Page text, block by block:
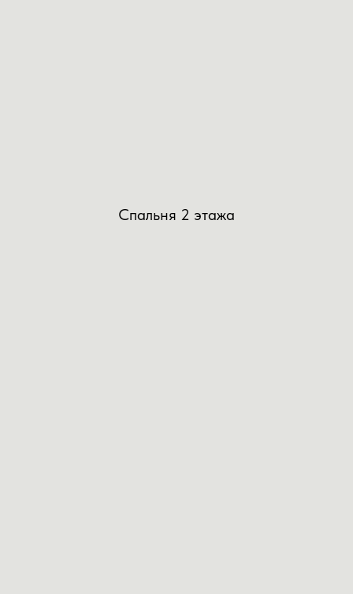
Спальня 2 этажа